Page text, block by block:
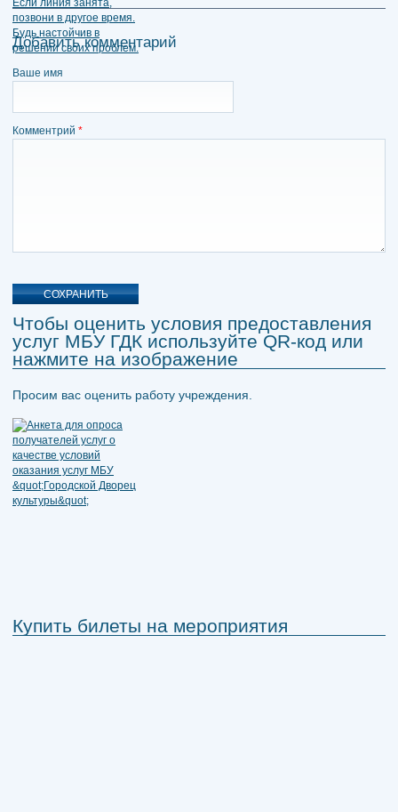
Добавить комментарий
Ваше имя
Комментрий *
Чтобы оценить условия предоставления
услуг МБУ ГДК используйте QR-код или
нажмите на изображение
Просим вас оценить работу учреждения.
Купить билеты на мероприятия